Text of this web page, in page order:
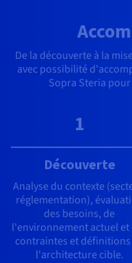
De la découverte à la
avec possibilité
Sopra Steria
1
Découverte
Analyse du contexte
réglementation),
des besoins, de
l'environnement actuel et
contraintes et définitions
l'architecture cible.